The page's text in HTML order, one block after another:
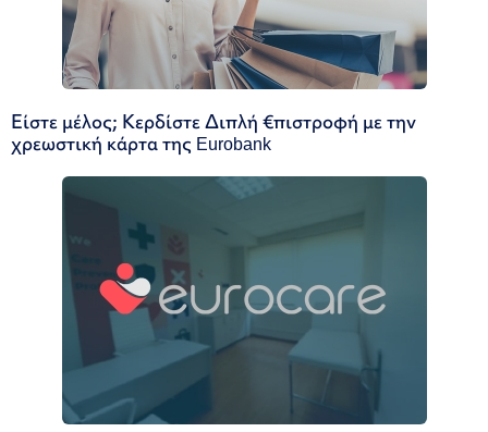
Είστε μέλος; Κερδίστε Διπλή €πιστροφή με την
χρεωστική κάρτα της Eurobank